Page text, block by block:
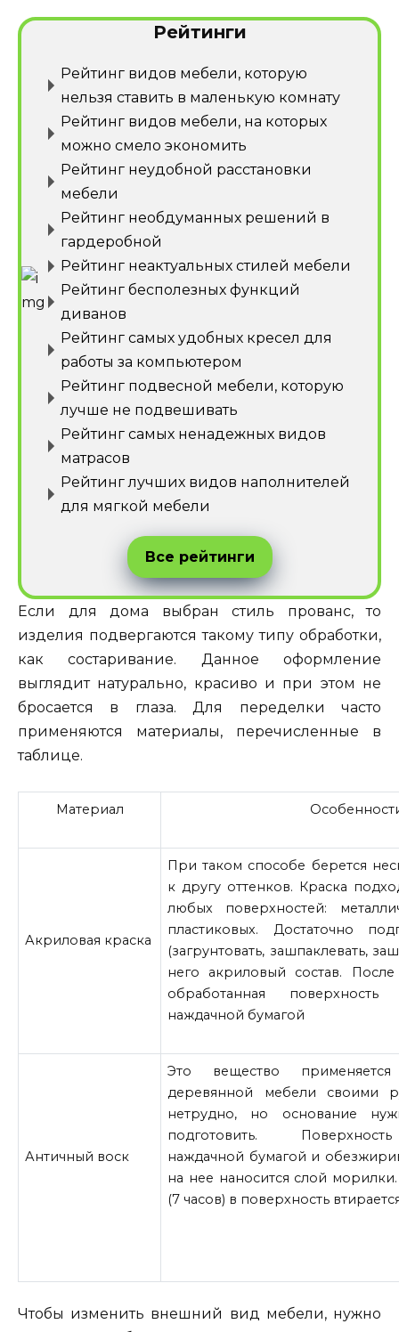
Рейтинги
Рейтинг видов мебели, которую
нельзя ставить в маленькую комнату
Рейтинг видов мебели, на которых
можно смело экономить
Рейтинг неудобной расстановки
мебели
Рейтинг необдуманных решений в
гардеробной
Рейтинг неактуальных стилей мебели
Рейтинг бесполезных функций
диванов
Рейтинг самых удобных кресел для
работы за компьютером
Рейтинг подвесной мебели, которую
лучше не подвешивать
Рейтинг самых ненадежных видов
матрасов
Рейтинг лучших видов наполнителей
для мягкой мебели
Все рейтинги
Если для дома выбран стиль прованс, то
изделия подвергаются такому типу обработки,
как состаривание. Данное оформление
выглядит натурально, красиво и при этом не
бросается в глаза. Для переделки часто
применяются материалы, перечисленные в
таблице.
Материал
Акриловая краска
При таком способе берется
к другу оттенков. Краска
любых поверхностей:
пластиковых. Достаточно
(загрунтовать, зашпаклевать,
него акриловый состав.
обработанная поверхность
наждачной бумагой
Античный воск
Это вещество
деревянной мебели своими
нетрудно, но основание
подготовить.
наждачной бумагой и
на нее наносится слой
(7 часов) в поверхность
Чтобы изменить внешний вид мебели, нужно